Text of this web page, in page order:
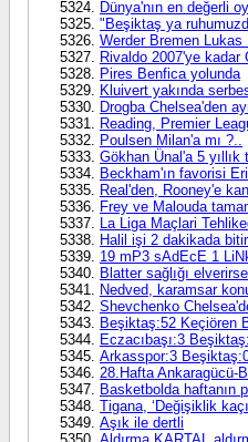
Dünya'nın en değerli
"Beşiktaş ya
Werder Bremen
Rivaldo 2007'ye kadar
Pires Benfica yolunda
Kluivert yakında
Drogba Chelsea'den
Reading, Premier
Poulsen Milan'a mı ?..
Gökhan Ünal'a 5 yıllık
Beckham'ın favorisi
Real'den, Rooney'e
Frey ve Malouda
La Liga Maçlari
Halil işi 2 dakikada
19 mP3 sAdEcE 1
Blatter sağlığı
Nedved, karamsar
Shevchenko
Beşiktaş:52 Keçiören
Eczacıbaşı:3
Arkasspor:3
28.Hafta Ankaragücü-
Basketbolda haftanın
Tigana, ‘Değişiklik
Aşık ile dertli